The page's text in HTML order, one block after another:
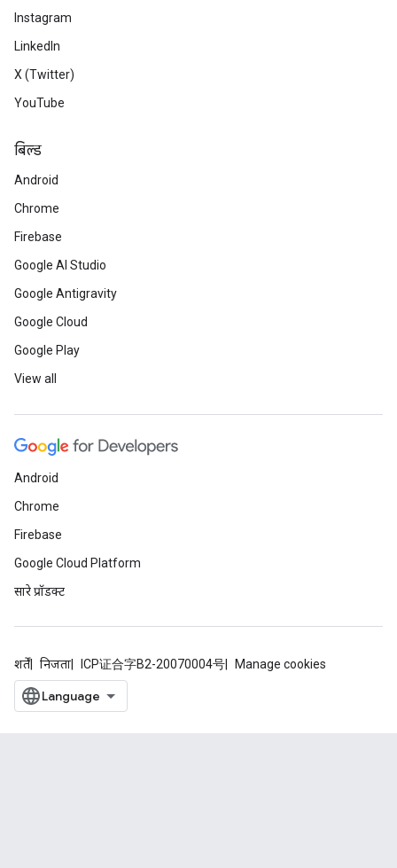
Instagram
LinkedIn
X (Twitter)
YouTube
बिल्ड
Android
Chrome
Firebase
Google AI Studio
Google Antigravity
Google Cloud
Google Play
View all
Android
Chrome
Firebase
Google Cloud Platform
सारे प्रॉडक्ट
शर्तें निजता ICP证合字B2-20070004号 Manage cookies